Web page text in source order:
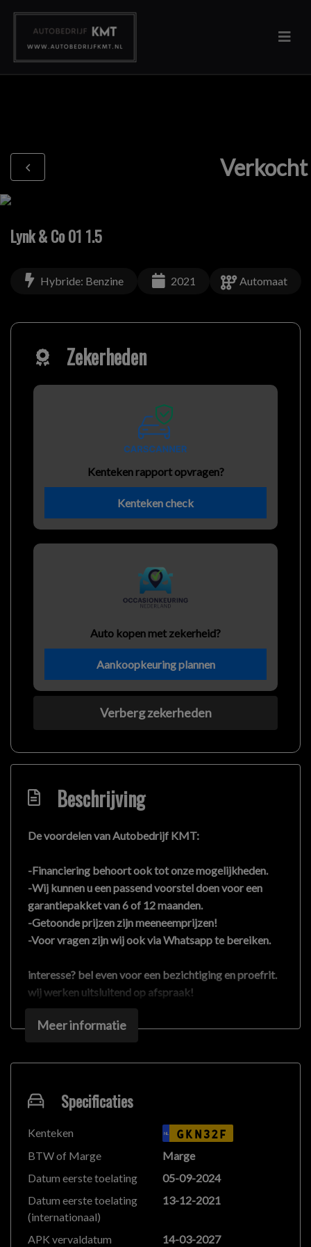
Verkocht
Lynk & Co 01 1.5
Hybride: Benzine 2021 Automaat
Zekerheden
Kenteken rapport opvragen?
Kenteken check
Auto kopen met zekerheid?
Aankoopkeuring plannen
Verberg zekerheden
Beschrijving
De voordelen van Autobedrijf KMT:
-Financiering behoort ook tot onze mogelijkheden.
-Wij kunnen u een passend voorstel doen voor een
garantiepakket van 6 of 12 maanden.
-Getoonde prijzen zijn meeneemprijzen!
-Voor vragen zijn wij ook via Whatsapp te bereiken.
interesse? bel even voor een bezichtiging en proefrit.
wij werken uitsluitend op afspraak!
We hebben ons uiterste best gedaan om alle
informatie in deze advertentie correct weer te geven.
Er kunnen echter geen rechten worden ontleend aan
niet alleen op deze informatie maar controleer altijd
zelf de zaken welke voor jou belangrijk zijn en je
beslissing zouden kunnen beïnvloeden. Neem contact
op met de verkoper voor aanvullende vragen.
Meer informatie
Specificaties
Kenteken NL GKN32F
BTW of Marge
Marge
Datum eerste toelating
05-09-2024
Datum eerste toelating
(internationaal)
13-12-2021
APK vervaldatum 14-03-2027